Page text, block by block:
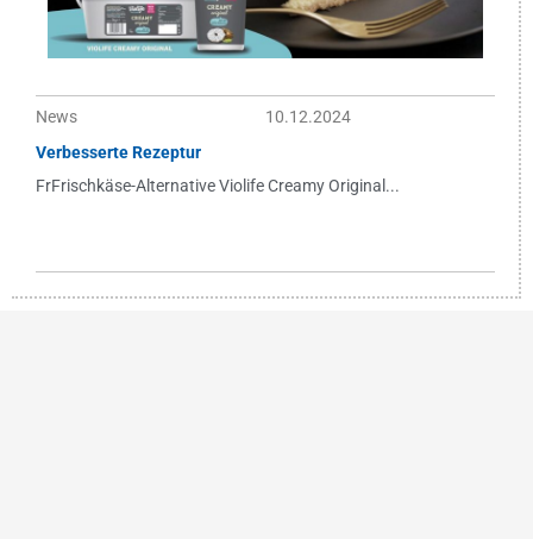
News
10.12.2024
Verbesserte Rezeptur
FrFrischkäse-Alternative Violife Creamy Original...